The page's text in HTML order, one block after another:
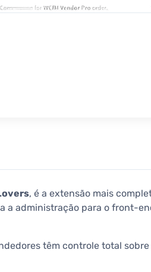
, é a extensão mais
a administração para o front-
têm controle total